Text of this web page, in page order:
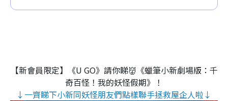
【新會員限定】《U GO》請你睇👹《蠟筆小新劇場版：千
奇百怪！我的妖怪假期》！
↓一齊睇下小新同妖怪朋友們點樣聯手拯救屋企人啦↓